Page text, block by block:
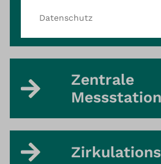
Stationen
Zentrale
Datenschutz